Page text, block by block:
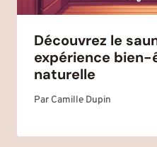
Découvrez le
expérience
naturelle
Par Camille Dupin